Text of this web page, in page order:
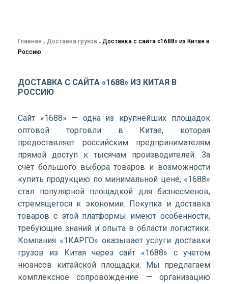
ДОСТАВКА С САЙТА «1688» ИЗ КИТАЯ В
РОССИЮ
Сайт «1688» — одна из крупнейших площадок
оптовой торговли в Китае, которая
предоставляет российским предпринимателям
прямой доступ к тысячам производителей. За
счет большого выбора товаров и возможности
купить продукцию по минимальной цене, «1688»
стал популярной площадкой для бизнесменов,
стремящегося к экономии. Покупка и доставка
товаров с этой платформы имеют особенности,
требующие знаний и опыта в области логистики.
Компания «1КАРГО» оказывает услуги доставки
грузов из Китая через сайт «1688» с учетом
нюансов китайской площадки. Мы предлагаем
комплексное сопровождение — организацию
Главная Доставка грузов
Доставка с сайта «1688» из Китая в
Россию